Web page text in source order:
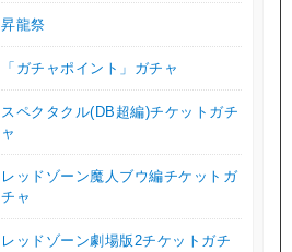
昇龍祭
「ガチャポイント」ガチャ
スペクタクル(DB超編)チケットガチ
ャ
レッドゾーン魔人ブウ編チケットガ
チャ
レッドゾーン劇場版2チケットガチ